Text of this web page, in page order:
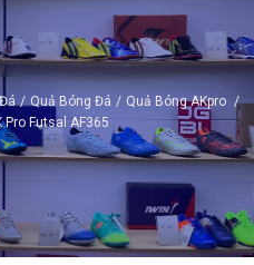
/ Quả Bóng Đá / Quả Bóng AKpro /
Futsal AF365